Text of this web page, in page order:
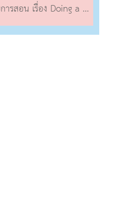
น เรื่อง Doing a Check-up